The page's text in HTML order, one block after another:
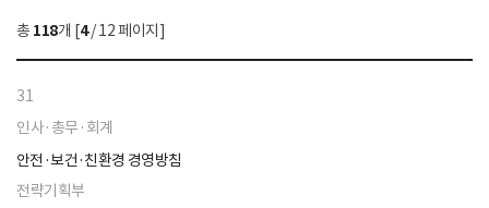
선
택
총 118개 [4/ 12 페이지]
31
인사·총무·회계
안전·보건·친환경 경영방침
전략기획부